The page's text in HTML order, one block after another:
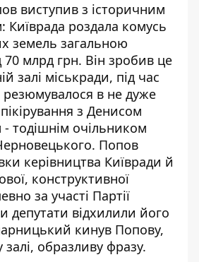
виступив з історичним
: Київрада роздала комусь
земель загальною
70 млрд грн. Він зробив це
залі міськради, під час
резюмувалося в не дуже
з Денисом
тодішнім очільником
Попов
керівництва Київради й
конструктивної
за участі Партії
депутати відхилили його
кинув Попову,
образливу фразу.